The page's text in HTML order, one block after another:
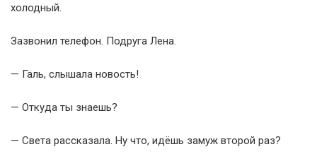
холодный.
Зазвонил телефон. Подруга Лена.
— Галь, слышала новость!
— Откуда ты знаешь?
— Света рассказала. Ну что, идёшь замуж второй раз?